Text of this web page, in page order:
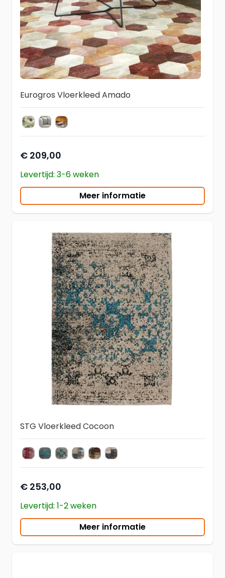
Eurogros Vloerkleed Amado
kleur vloerkleed
644426266474
€ 209,00
Levertijd: 3-6 weken
Meer informatie
STG Vloerkleed Cocoon
kleur vloerkleed
COCOON 996 Multi
COCOON 991 Blue
COCOON 991 Beige
COCOON 990 Blue
COCOON 990 Red
COCOON 990 Silver
€ 253,00
Levertijd: 1-2 weken
Meer informatie